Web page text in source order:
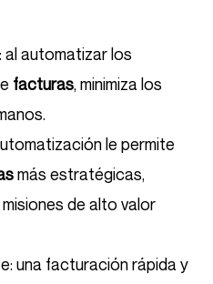
al automatizar los
facturas, minimiza los
le permite
más estratégicas,
de alto valor
una facturación rápida y